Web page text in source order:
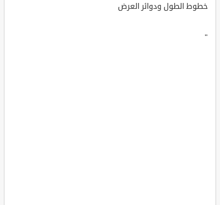
خطوط الطول ودوائر العرض
"